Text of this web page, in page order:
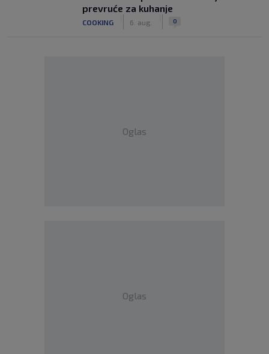
prevruće za kuhanje
COOKING 6. aug. 0
Oglas
Oglas